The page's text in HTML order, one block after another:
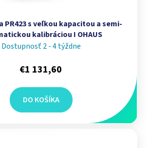
PR423 s veľkou kapacitou a semi-
kalibráciou I OHAUS
Dostupnosť 2 - 4 týždne
€1 131,60
DO KOŠÍKA